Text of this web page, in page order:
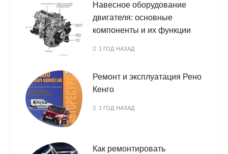
Навесное оборудование
двигателя: основные
компоненты и их функции
1 ГОД НАЗАД
Ремонт и эксплуатация Рено
Кенго
1 ГОД НАЗАД
Как ремонтировать